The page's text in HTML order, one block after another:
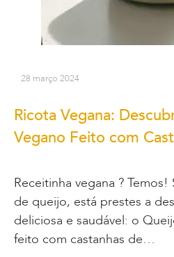
28 março 2024
Ricota Vegana:
Vegano Feito com
Receitinha vegana ?
de queijo, está prestes a
deliciosa e saudável: o
feito com castanhas de…